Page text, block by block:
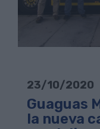
23/10/2020
Guaguas
la nueva